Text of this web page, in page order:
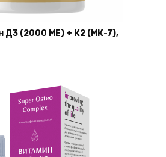
Д3 (2000 МЕ) + К2 (МК-7),